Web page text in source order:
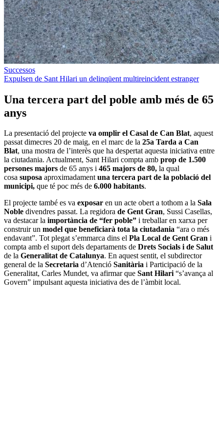
Successos
Expulsen de Sant Hilari un delinqüent multireincident estranger
Una tercera part del poble amb més de 65
anys
La presentació del projecte va omplir el Casal de Can Blat, aquest
passat dimecres 20 de maig, en el marc de la 25a Tarda a Can
Blat, una mostra de l’interès que ha despertat aquesta iniciativa entre
la ciutadania. Actualment, Sant Hilari compta amb prop de 1.500
persones majors de 65 anys i 465 majors de 80, la qual
cosa suposa aproximadamentuna tercera part de la població del
municipi, que té poc més de 6.000 habitants.
El projecte també es va exposar en un acte obert a tothom a la Sala
Noble divendres passat. La regidora de Gent Gran, Sussi Casellas,
va destacar la importància de “fer poble” i treballar en xarxa per
construir un model que beneficiarà tota la ciutadania “ara o més
endavant”. Tot plegat s’emmarca dins el Pla Local de Gent Gran i
compta amb el suport dels departaments de Drets Socials i de Salut
de la Generalitat de Catalunya. En aquest sentit, el subdirector
general de la Secretaria d’Atenció Sanitària i Participació de la
Generalitat, Carles Mundet, va afirmar que Sant Hilari“s’avança al
Govern” impulsant aquesta iniciativa des de l’àmbit local.